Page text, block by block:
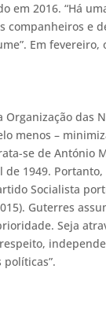
em 2016. “Há
companheiros e
Em
Organização das
menos –
se de António
de 1949.
Socialista
Guterres
Seja
políticas”.